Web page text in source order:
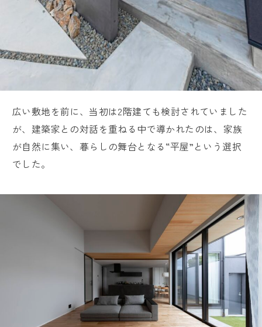
広い敷地を前に、当初は2階建ても検討されていました
が、建築家との対話を重ねる中で導かれたのは、家族
が自然に集い、暮らしの舞台となる“平屋”という選択
でした。